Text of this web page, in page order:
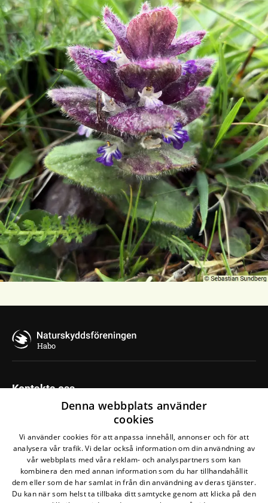
Habo
Kontakta oss
Naturskyddsföreningen i Habo
Postadress
Telefon
Maila oss
Denna webbplats använder
cookies
Vi använder cookies för att anpassa innehåll, annonser och för att
analysera vår trafik. Vi delar också information om din användning av
vår webbplats med våra reklam- och analyspartners som kan
kombinera den med annan information som du har tillhandahållit
dem eller som de har samlat in från din användning av deras tjänster.
Du kan när som helst ta tillbaka ditt samtycke genom att klicka på den